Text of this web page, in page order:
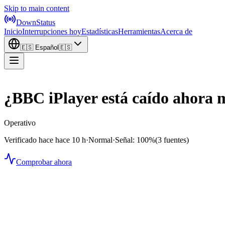
Skip to main content
DownStatus
InicioInterrupciones hoyEstadísticasHerramientasAcerca de
🇪🇸 Español 🇪🇸
¿BBC iPlayer está caído ahora
Operativo
Verificado hace hace 10 h·Normal·Señal: 100%(3 fuentes)
Comprobar ahora